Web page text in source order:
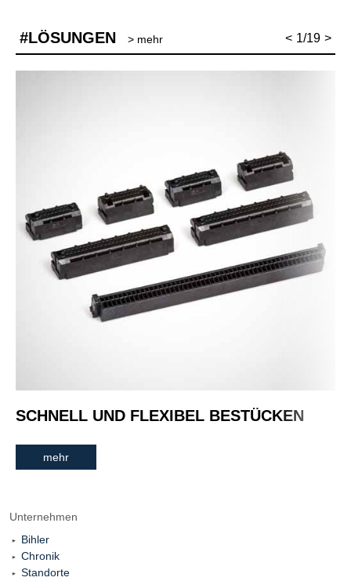
#LÖSUNGEN > mehr < 1/19 >
SCHNELL UND FLEXIBEL BESTÜCKEN
mehr
Unternehmen
Bihler
Chronik
Standorte